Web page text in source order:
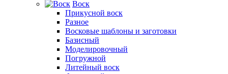
Воск
Прикусной воск
Разное
Восковые шаблоны и заготовки
Базисный
Моделировочный
Погружной
Литейный воск